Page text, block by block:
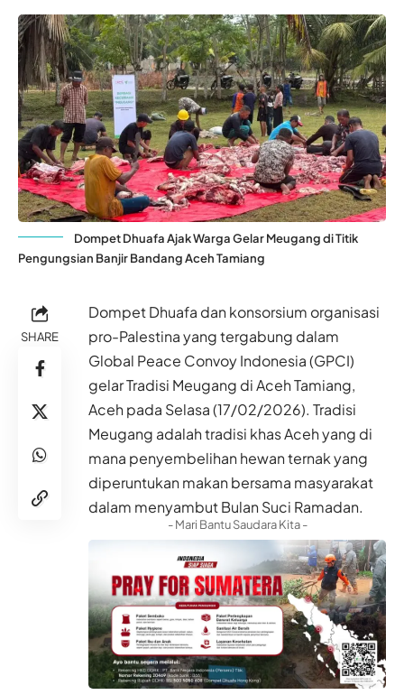
Dompet Dhuafa Ajak Warga Gelar Meugang di Titik
Pengungsian Banjir Bandang Aceh Tamiang
SHARE
Dompet Dhuafa dan konsorsium organisasi
pro-Palestina yang tergabung dalam
Global Peace Convoy Indonesia (GPCI)
gelar Tradisi Meugang di Aceh Tamiang,
Aceh pada Selasa (17/02/2026). Tradisi
Meugang adalah tradisi khas Aceh yang di
mana penyembelihan hewan ternak yang
diperuntukan makan bersama masyarakat
dalam menyambut Bulan Suci Ramadan.
- Mari Bantu Saudara Kita -